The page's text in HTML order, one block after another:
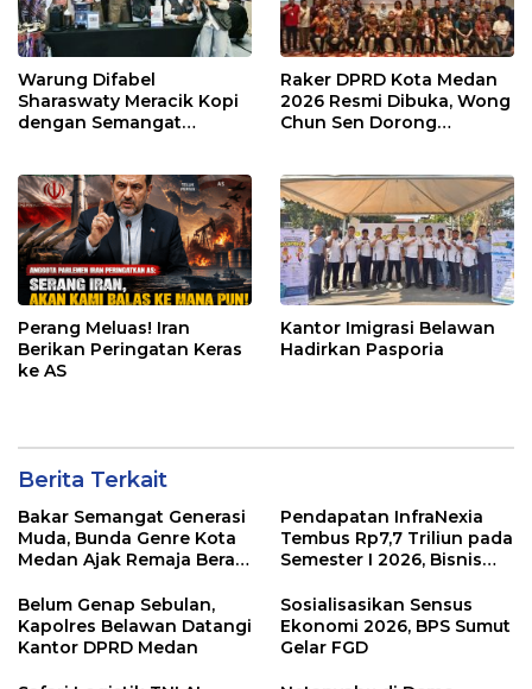
Warung Difabel
Sharaswaty Meracik Kopi
dengan Semangat
Raker DPRD Kota Medan
2026 Resmi Dibuka, Wong
Chun Sen Dorong
Perang Meluas! Iran
Berikan Peringatan Keras
ke AS
Kantor Imigrasi Belawan
Hadirkan Pasporia
Berita Terkait
Bakar Semangat Generasi
Muda, Bunda Genre Kota
Medan Ajak Remaja Berani
Pendapatan InfraNexia
Tembus Rp7,7 Triliun pada
Semester I 2026, Bisnis
Persen
Belum Genap Sebulan,
Kapolres Belawan Datangi
Kantor DPRD Medan
Sosialisasikan Sensus
Ekonomi 2026, BPS Sumut
Gelar FGD